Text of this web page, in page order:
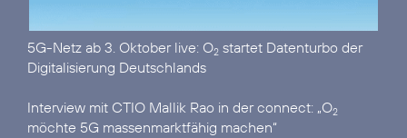
5G-Netz ab 3. Oktober live: O2 startet Datenturbo der
Digitalisierung Deutschlands
Interview mit CTIO Mallik Rao in der connect: „O2
möchte 5G massenmarktfähig machen“